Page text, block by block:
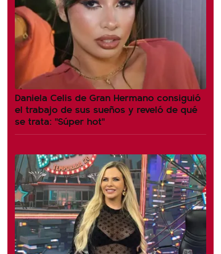
Daniela Celis de Gran Hermano consiguió
el trabajo de sus sueños y reveló de qué
se trata: "Súper hot"